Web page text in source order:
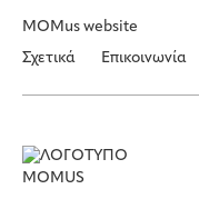
MOMus website
Σχετικά
Επικοινωνία